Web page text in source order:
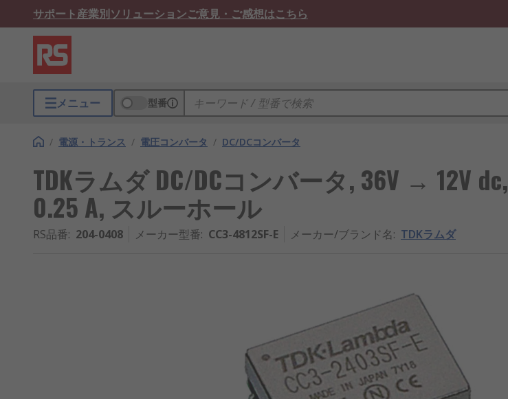
サポート産業別ソリューションご意見・ご感想はこちら
メニュー 型番
/ 電源・トランス / 電圧コンバータ / DC/DCコンバータ
TDKラムダ DC/DCコンバータ, 36V → 12V dc,
0.25 A, スルーホール
RS品番: 204-0408 メーカー型番: CC3-4812SF-E メーカー/ブランド名: TDKラムダ